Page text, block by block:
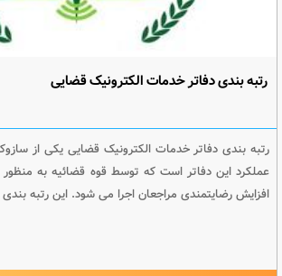
رتبه بندی دفاتر خدمات الکترونیک قضایی
رتبه بندی دفاتر خدمات الکترونیک قضایی یکی از
عملکرد این دفاتر است که توسط قوه قضائیه به
افزایش رضایتمندی مراجعان اجرا می شود. این رتبه